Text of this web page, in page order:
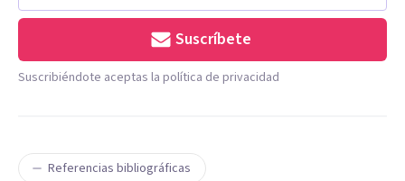
Suscríbete
Suscribiéndote aceptas la política de privacidad
Referencias bibliográficas